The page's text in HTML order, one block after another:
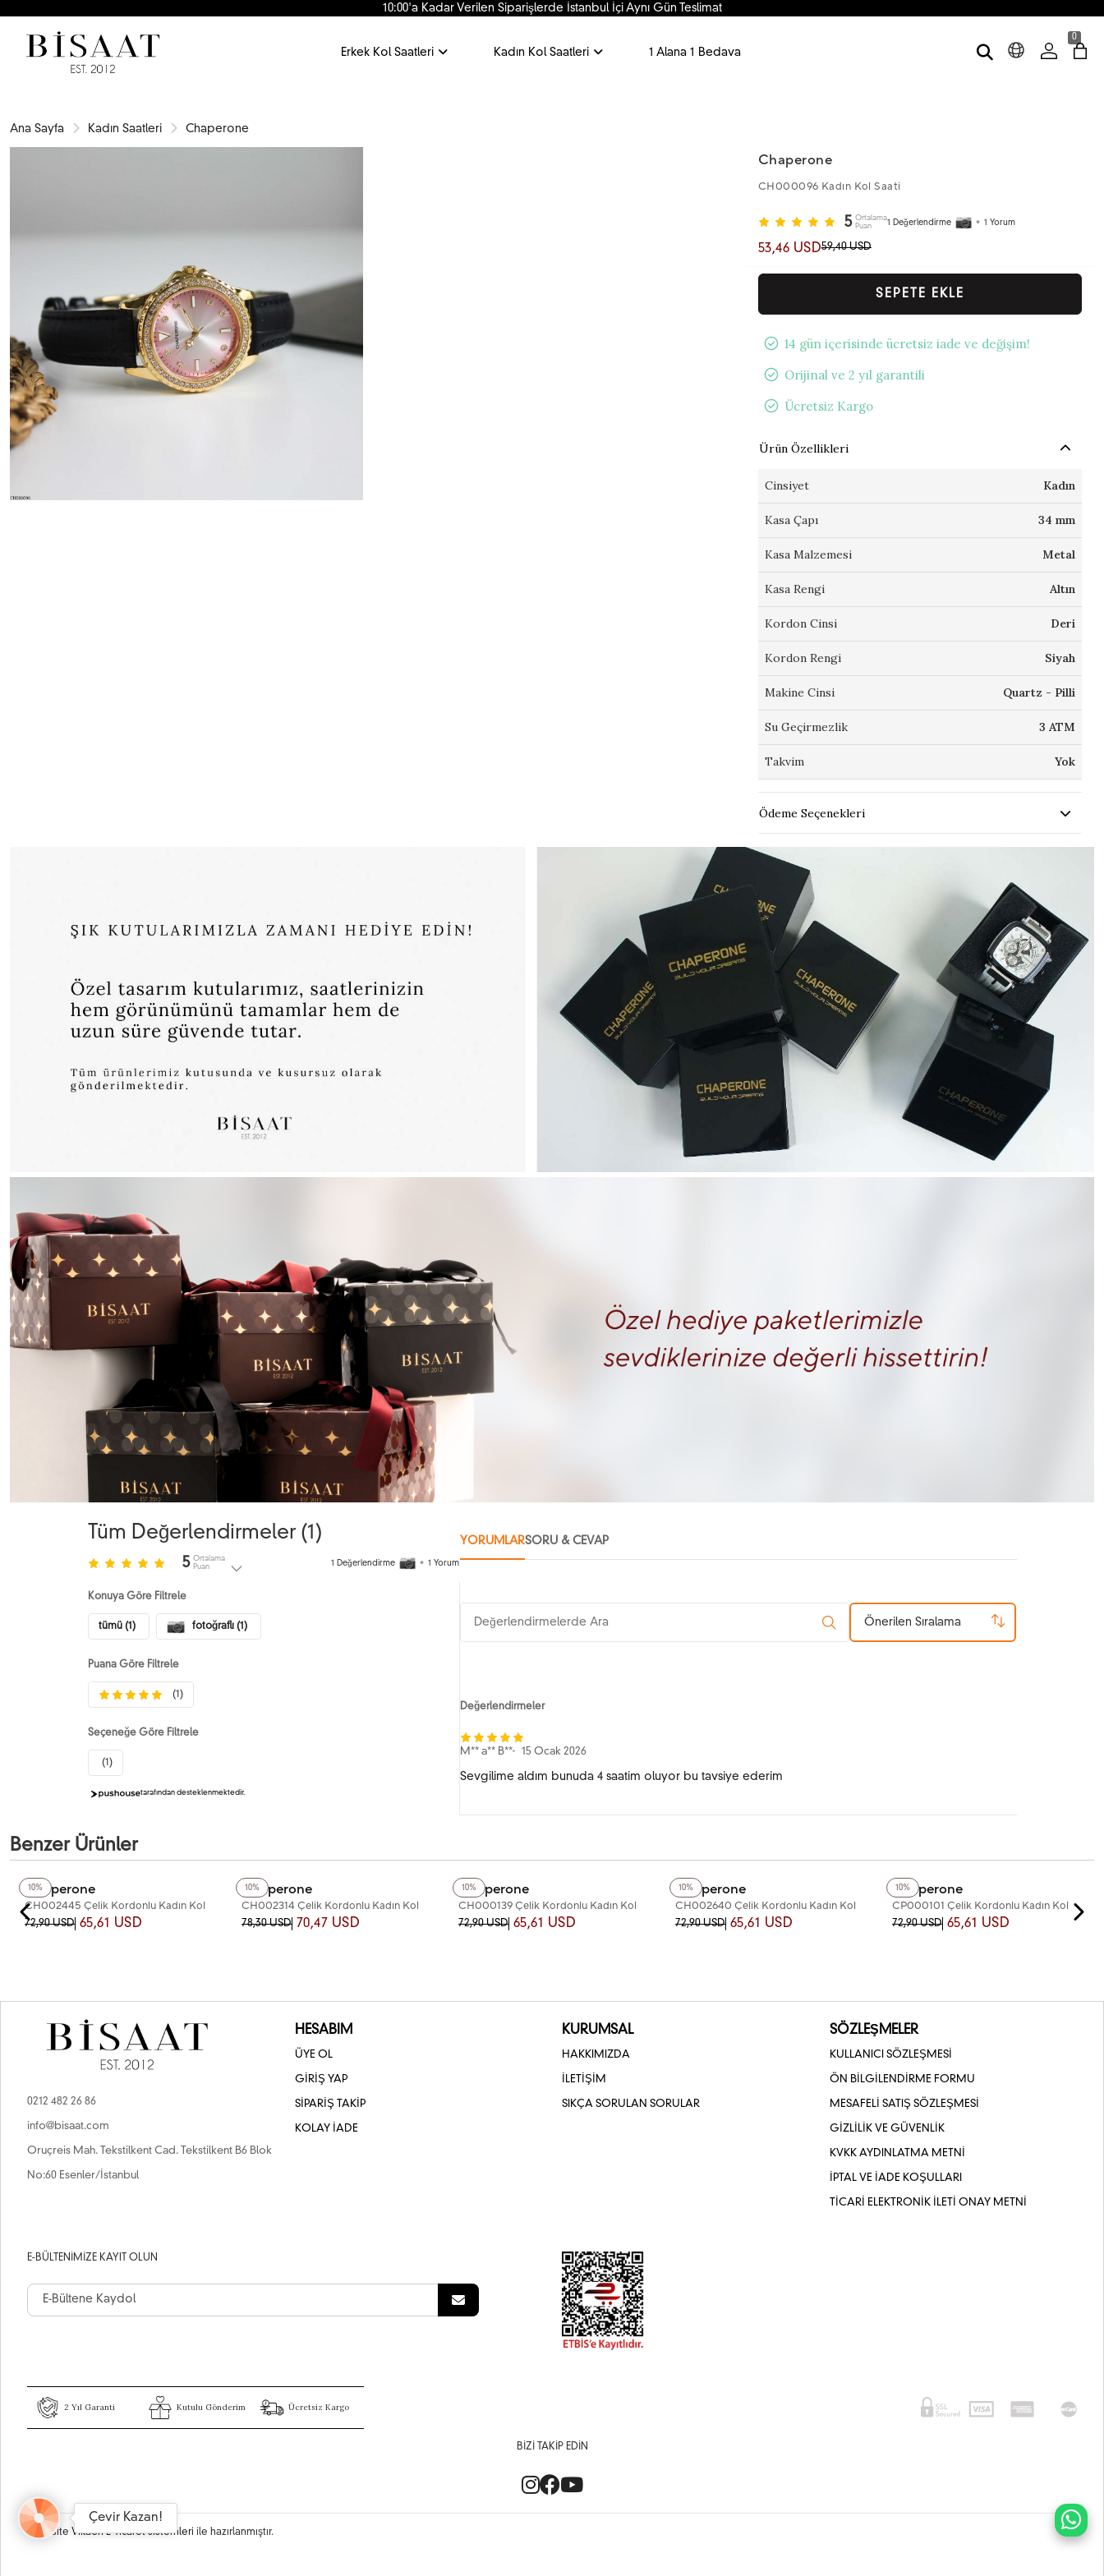
10:00'a Kadar Verilen Siparişlerde İstanbul İçi Aynı Gün Teslimat
Erkek Kol Saatleri Kadın Kol Saatleri 1 Alana 1 Bedava
0
Ana Sayfa Kadın Saatleri Chaperone
Chaperone
CH000096 Kadın Kol Saati
5 Ortalama
Puan
1 Değerlendirme • 1 Yorum
53,46 USD59,40 USD
SEPETE EKLE
14 gün içerisinde ücretsiz iade ve değişim!
Orijinal ve 2 yıl garantili
Ücretsiz Kargo
Ürün Özellikleri
Cinsiyet Kadın
Kasa Çapı 34 mm
Kasa Malzemesi Metal
Kasa Rengi Altın
Kordon Cinsi Deri
Kordon Rengi Siyah
Makine Cinsi Quartz - Pilli
Su Geçirmezlik 3 ATM
Takvim Yok
Ödeme Seçenekleri
Tüm Değerlendirmeler (1 )
5 Ortalama
Puan
1 Değerlendirme • 1 Yorum
Konuya Göre Filtrele
tümü (1) fotoğraflı (1)
Puana Göre Filtrele
(1)
Seçeneğe Göre Filtrele
(1)
tarafından desteklenmektedir.
YORUMLARSORU & CEVAP
Önerilen Sıralama
Değerlendirmeler
M** a** B** 15 Ocak 2026
Sevgilime aldım bunuda 4 saatim oluyor bu tavsiye ederim
Benzer Ürünler
10%
+2Renk
Chaperone
CH002445 Çelik Kordonlu Kadın Kol
Saati
72,90 USD 65,61 USD
10%
+4Renk
Chaperone
CH002314 Çelik Kordonlu Kadın Kol
Saati
78,30 USD 70,47 USD
10%
+12Renk
Chaperone
CH000139 Çelik Kordonlu Kadın Kol
Saati
72,90 USD 65,61 USD
10%
+12Renk
Chaperone
CH002640 Çelik Kordonlu Kadın Kol
Saati
72,90 USD 65,61 USD
10%
+4Renk
Chaperone
CP000101 Çelik Kordonlu Kadın Kol
Saati
72,90 USD 65,61 USD
0212 482 26 86
info@bisaat.com
Oruçreis Mah. Tekstilkent Cad. Tekstilkent B6 Blok
No:60 Esenler/İstanbul
HESABIM
ÜYE OL
GİRİŞ YAP
SİPARİŞ TAKİP
KOLAY İADE
KURUMSAL
HAKKIMIZDA
İLETİŞİM
SIKÇA SORULAN SORULAR
SÖZLEŞMELER
KULLANICI SÖZLEŞMESİ
ÖN BİLGİLENDİRME FORMU
MESAFELİ SATIŞ SÖZLEŞMESİ
GİZLİLİK VE GÜVENLİK
KVKK AYDINLATMA METNİ
İPTAL VE İADE KOŞULLARI
TİCARİ ELEKTRONİK İLETİ ONAY METNİ
E-BÜLTENIMIZE KAYIT OLUN
2 Yıl Garanti Kutulu Gönderim Ücretsiz Kargo
BIZI TAKIP EDIN
Bu site Vikaon E-Ticaret sistemleri ile hazırlanmıştır.
Çevir Kazan!